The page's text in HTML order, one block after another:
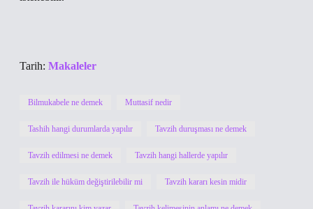
Tarih: Makaleler
Bilmukabele ne demek Muttasif nedir
Tashih hangi durumlarda yapılır Tavzih duruşması ne demek
Tavzih edilmesi ne demek Tavzih hangi hallerde yapılır
Tavzih ile hüküm değiştirilebilir mi Tavzih kararı kesin midir